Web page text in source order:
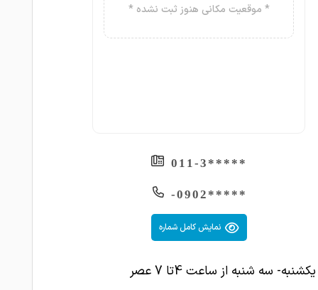
* موقعیت مکانی هنوز ثبت نشده *
*****011-3
*****0902-
نمایش کامل شماره
سه شنبه از ساعت 4تا 7 عصر